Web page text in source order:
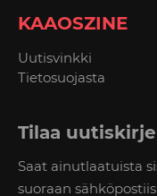
KAAOSZINE
Uutisvinkki
Tietosuojasta
Tilaa uutiskirje
Saat ainutlaatuista
suoraan